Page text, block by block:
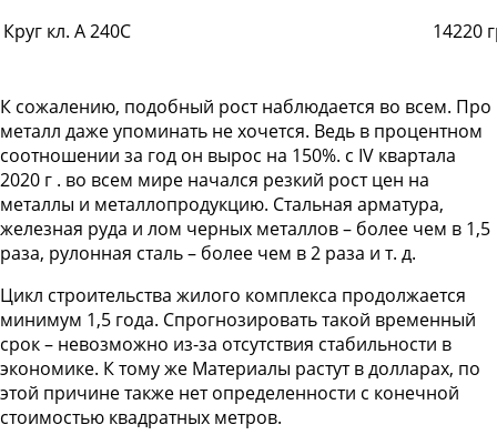
Круг кл. А 240С 14220
К сожалению, подобный рост наблюдается во всем. Про
металл даже упоминать не хочется. Ведь в процентном
соотношении за год он вырос на 150%. с IV квартала
2020 г . во всем мире начался резкий рост цен на
металлы и металлопродукцию. Стальная арматура,
железная руда и лом черных металлов – более чем в 1,5
раза, рулонная сталь – более чем в 2 раза и т. д.
Цикл строительства жилого комплекса продолжается
минимум 1,5 года. Спрогнозировать такой временный
срок – невозможно из-за отсутствия стабильности в
экономике. К тому же Материалы растут в долларах, по
этой причине также нет определенности с конечной
стоимостью квадратных метров.